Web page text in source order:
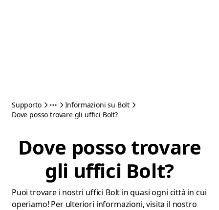
Supporto
Informazioni su Bolt
Dove posso trovare gli uffici Bolt?
Dove posso trovare
gli uffici Bolt?
Puoi trovare i nostri uffici Bolt in quasi ogni città in cui
operiamo! Per ulteriori informazioni, visita il nostro